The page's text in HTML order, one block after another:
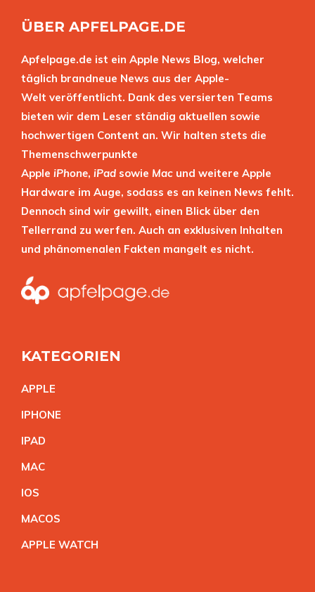
ÜBER APFELPAGE.DE
Apfelpage.de ist ein Apple News Blog, welcher
täglich brandneue News aus der Apple-
Welt veröffentlicht. Dank des versierten Teams
bieten wir dem Leser ständig aktuellen sowie
hochwertigen Content an. Wir halten stets die
Themenschwerpunkte
Apple iPhone, iPad sowie Mac und weitere Apple
Hardware im Auge, sodass es an keinen News fehlt.
Dennoch sind wir gewillt, einen Blick über den
Tellerrand zu werfen. Auch an exklusiven Inhalten
und phänomenalen Fakten mangelt es nicht.
KATEGORIEN
APPLE
IPHONE
IPAD
MAC
IOS
MACOS
APPLE WATCH